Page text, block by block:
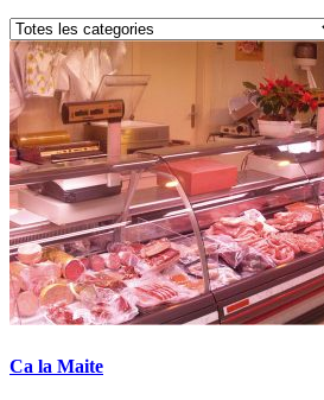
Ca la Maite